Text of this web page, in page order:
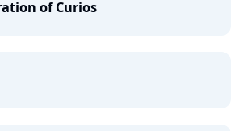
of Curios